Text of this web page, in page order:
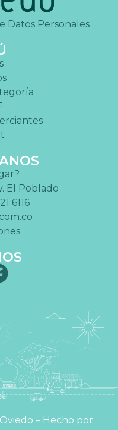
Datos Personales
El Poblado
6116
– Hecho por